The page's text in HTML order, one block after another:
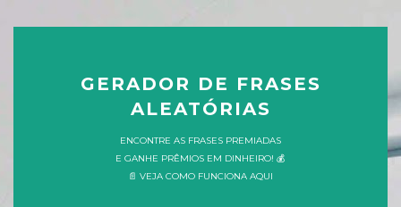
GERADOR DE FRASES
ALEATÓRIAS
ENCONTRE AS FRASES PREMIADAS
E GANHE PRÊMIOS EM DINHEIRO! 💰
📄 VEJA COMO FUNCIONA AQUI